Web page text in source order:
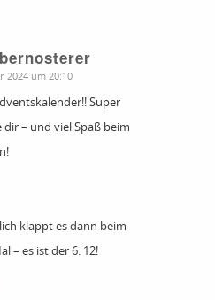
2024 um 20:10
Super
dir – und viel Spaß beim
klappt es dann beim
– es ist der 6. 12!